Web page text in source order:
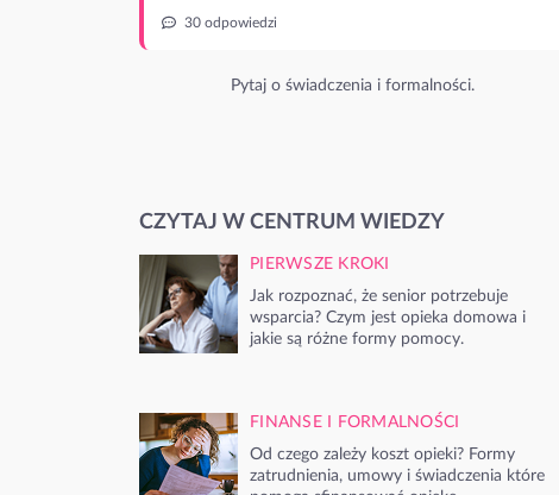
30 odpowiedzi
Pytaj o świadczenia i formalności.
CZYTAJ W CENTRUM WIEDZY
PIERWSZE KROKI
Jak rozpoznać, że senior potrzebuje
wsparcia? Czym jest opieka domowa i
jakie są różne formy pomocy.
FINANSE I FORMALNOŚCI
Od czego zależy koszt opieki? Formy
zatrudnienia, umowy i świadczenia które